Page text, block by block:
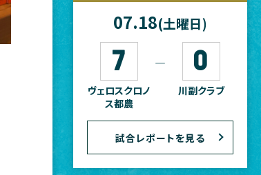
07.18(土曜日)
7
ヴェロスクロノ
ス都農
― 0
川副クラブ
試合レポートを見る